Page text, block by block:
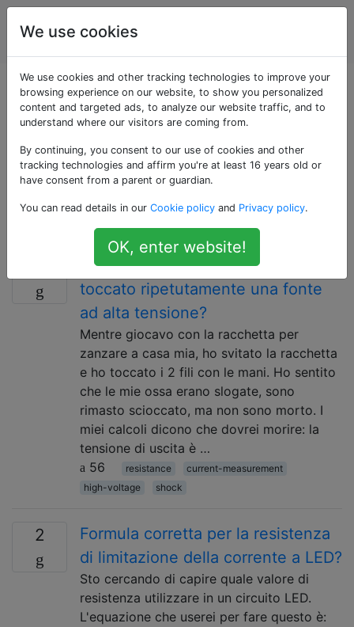
Ingegnere
elettrico
Domande taggate
«resistance»
Una misura di quanto un conduttore si oppone alla
parte di un circuito, che ha un valore di resistenza non
Perché non sono morto dopo aver
toccato ripetutamente una fonte
ad alta tensione?
Mentre giocavo con la racchetta per
zanzare a casa mia, ho svitato la racchetta
e ho toccato i 2 fili con le mani. Ho sentito
che le mie ossa erano slogate, sono
rimasto scioccato, ma non sono morto. I
miei calcoli dicono che dovrei morire: la
tensione di uscita è …
56
resistance
current-measurement
high-voltage
shock
2
Formula corretta per la resistenza
di limitazione della corrente a LED?
Sto cercando di capire quale valore di
resistenza utilizzare in un circuito LED.
L'equazione che userei per fare questo è:
We use cookies
We use cookies and other tracking technologies to improve your
browsing experience on our website, to show you personalized
content and targeted ads, to analyze our website traffic, and to
understand where our visitors are coming from.
By continuing, you consent to our use of cookies and other
tracking technologies and affirm you're at least 16 years old or
have consent from a parent or guardian.
You can read details in our Cookie policy and Privacy policy.
OK, enter website!